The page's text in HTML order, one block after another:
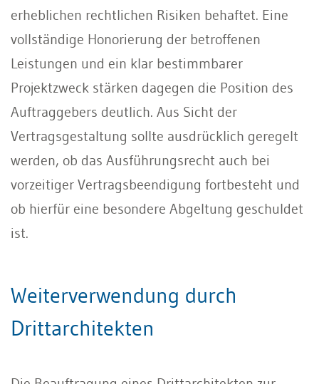
erheblichen rechtlichen Risiken behaftet. Eine
vollständige Honorierung der betroffenen
Leistungen und ein klar bestimmbarer
Projektzweck stärken dagegen die Position des
Auftraggebers deutlich. Aus Sicht der
Vertragsgestaltung sollte ausdrücklich geregelt
werden, ob das Ausführungsrecht auch bei
vorzeitiger Vertragsbeendigung fortbesteht und
ob hierfür eine besondere Abgeltung geschuldet
ist.
Weiterverwendung durch
Drittarchitekten